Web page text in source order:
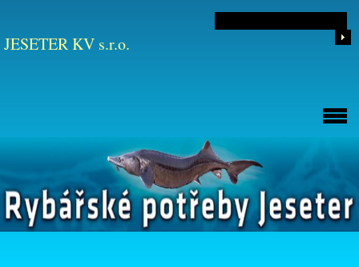
JESETER KV s.r.o.